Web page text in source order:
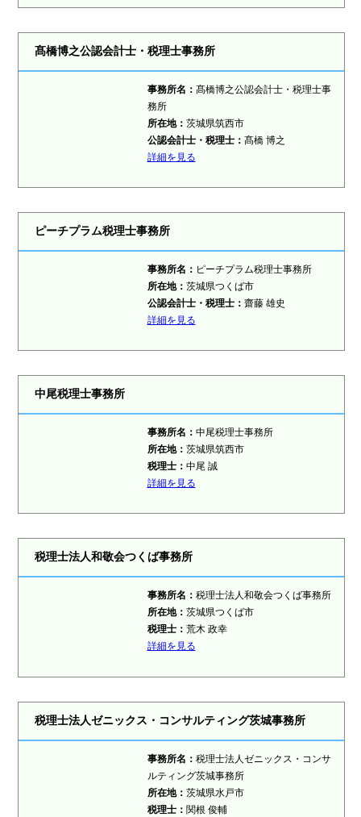
髙橋博之公認会計士・税理士事務所
事務所名： 髙橋博之公認会計士・税理士事
務所
所在地： 茨城県筑西市
公認会計士・税理士： 髙橋 博之
詳細を見る
ピーチプラム税理士事務所
事務所名： ピーチプラム税理士事務所
所在地： 茨城県つくば市
公認会計士・税理士： 齋藤 雄史
詳細を見る
中尾税理士事務所
事務所名： 中尾税理士事務所
所在地： 茨城県筑西市
税理士： 中尾 誠
詳細を見る
税理士法人和敬会つくば事務所
事務所名： 税理士法人和敬会つくば事務所
所在地： 茨城県つくば市
税理士： 荒木 政幸
詳細を見る
税理士法人ゼニックス・コンサルティング茨城事務所
事務所名： 税理士法人ゼニックス・コンサ
ルティング茨城事務所
所在地： 茨城県水戸市
税理士： 関根 俊輔